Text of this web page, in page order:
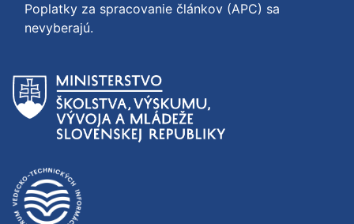
Poplatky za spracovanie článkov (APC) sa
nevyberajú.